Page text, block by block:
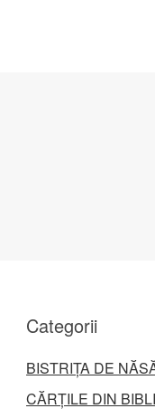
Categorii
BISTRIȚA DE
CĂRȚILE DIN